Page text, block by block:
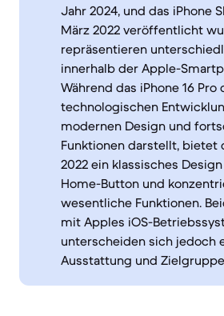
Jahr 2024, und das iPhone
März 2022 veröffentlicht
repräsentieren
innerhalb der Apple-
Während das iPhone 16
technologischen
modernen Design und
Funktionen darstellt, bietet
2022 ein klassisches
Home-Button und
wesentliche Funktionen.
mit Apples iOS-
unterscheiden sich jedoch
Ausstattung und